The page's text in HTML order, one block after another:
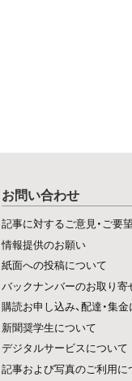
お問い合わせ
記事に対するご意見・ご要望
情報提供のお願い
紙面への投稿について
バックナンバーのお取り寄
購読お申し込み、配達・集
新聞奨学生について
デジタルサービスについて
記事および写真のご利用に